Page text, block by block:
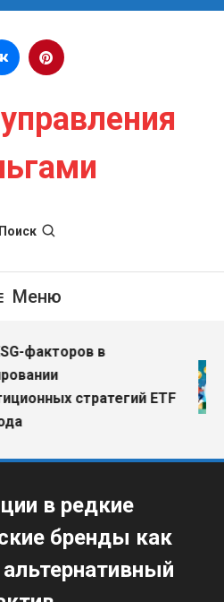
Поиск
Меню
факторов в
стратегий ETF
в редкие
бренды как